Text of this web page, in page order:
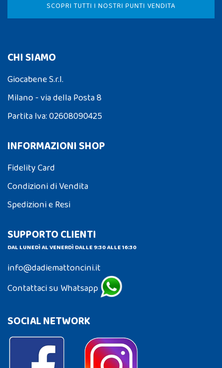
SCOPRI TUTTI I NOSTRI PUNTI VENDITA
CHI SIAMO
Giocabene S.r.l.
Milano - via della Posta 8
Partita Iva: 02608090425
INFORMAZIONI SHOP
Fidelity Card
Condizioni di Vendita
Spedizioni e Resi
SUPPORTO CLIENTI
DAL LUNEDÌ AL VENERDÌ DALLE 9:30 ALLE 16:30
info@dadiemattoncini.it
Contattaci su Whatsapp
SOCIAL NETWORK